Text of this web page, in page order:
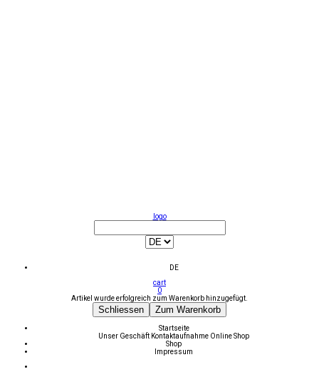
logo
DE
cart
0
Artikel wurde erfolgreich zum Warenkorb hinzugefügt.
Schliessen Zum Warenkorb
Startseite
Unser Geschäft Kontaktaufnahme Online Shop
Shop
Impressum